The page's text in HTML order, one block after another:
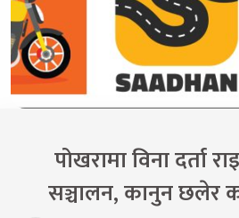
पोखरामा विना दर्ता
सञ्चालन, कानुन छलेर